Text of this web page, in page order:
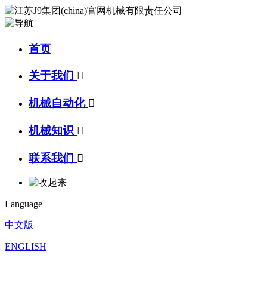
首页
关于我们 
机械自动化 
机械知识 
联系我们 
Language
中文版
ENGLISH